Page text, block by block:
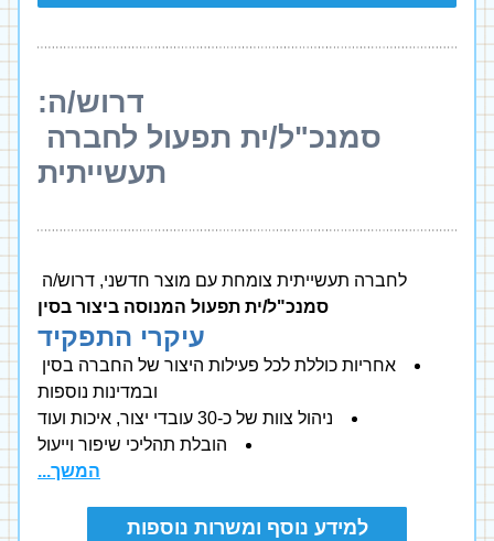
דרוש/ה:
תעשייתית
לחברה תעשייתית צומחת עם מוצר חדשני, דרוש/ה
סמנכ"ל/ית תפעול המנוסה ביצור בסין
עיקרי התפקיד
ובמדינות נוספות
ניהול צוות של כ-30 עובדי יצור, איכות ועוד
הובלת תהליכי שיפור וייעול
המשך...
למידע נוסף ומשרות נוספות